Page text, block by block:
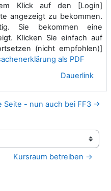
Klick auf den [Login]
angezeigt zu bekommen.
Sie bekommen eine
Klicken Sie einfach auf
(nicht empfohlen)]
als PDF
Dauerlink
Seite - nun auch bei FF3 →
Kursraum betreiben →